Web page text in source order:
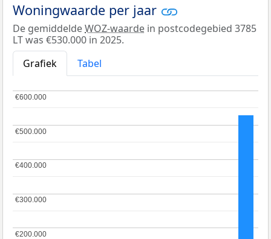
Woningwaarde per jaar
De gemiddeldeWOZ-waarde in postcodegebied 3785
LT was €530.000 in 2025.
Grafiek
Tabel
€200.000
€200.000
€300.000
€300.000
€400.000
€400.000
€500.000
€500.000
€600.000
€600.000